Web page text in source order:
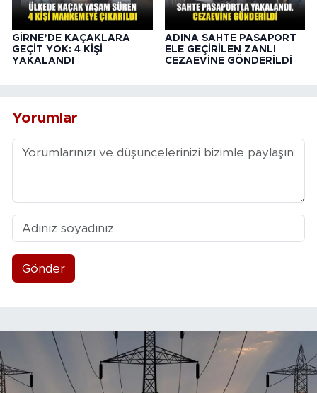
GİRNE’DE KAÇAKLARA
GEÇİT YOK: 4 KİŞİ
YAKALANDI
ADINA SAHTE PASAPORT
ELE GEÇİRİLEN ZANLI
CEZAEVİNE GÖNDERİLDİ
Yorumlar
Gönder